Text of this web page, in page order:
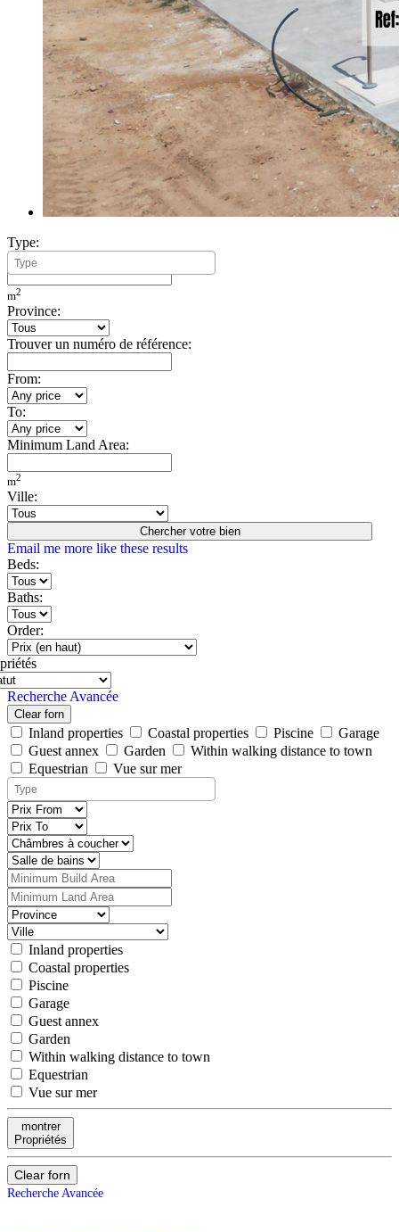
Type:
Minimum Build Area:
m2
Province:
Trouver un numéro de référence:
From:
To:
Minimum Land Area:
m2
Ville:
Chercher votre bien
Email me more like these results
Beds:
Baths:
Order:
Recherche Avancée
Clear forn
Inland properties Coastal properties Piscine
Garage
Guest annex
Garden
Within walking distance to town
Equestrian
Vue sur mer
Inland properties
Coastal properties
Piscine
Garage
Guest annex
Garden
Within walking distance to town
Equestrian
Vue sur mer
montrer
Propriétés
Clear forn
Recherche Avancée